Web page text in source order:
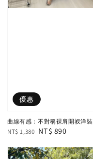
優惠
曲線有感：不對稱裸肩開衩洋裝
Regular
NT$ 1,380 Sale
NT$ 890